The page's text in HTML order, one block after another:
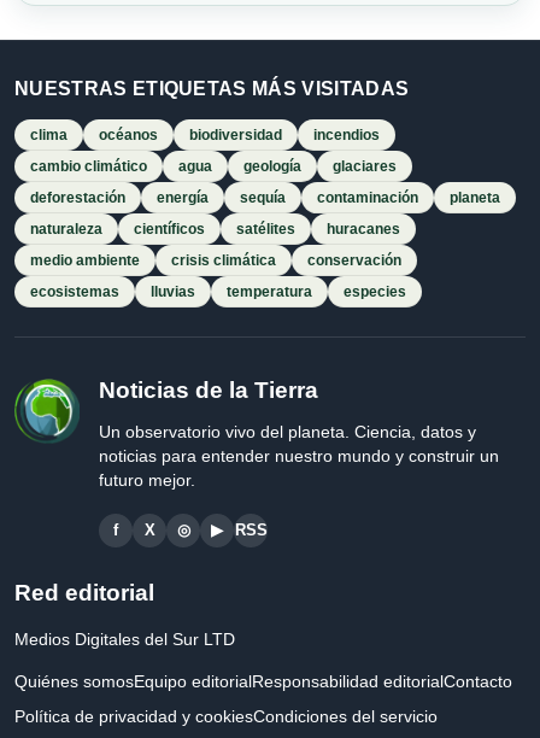
NUESTRAS ETIQUETAS MÁS VISITADAS
clima océanos biodiversidad
incendios
cambio climático
agua geología
glaciares
deforestación
energía sequía contaminación
planeta
naturaleza
científicos satélites
huracanes
medio ambiente
crisis climática
conservación
ecosistemas
lluvias temperatura especies
Noticias de la Tierra
Un observatorio vivo del planeta. Ciencia, datos y
noticias para entender nuestro mundo y construir un
futuro mejor.
f X ◎ ▶ RSS
Red editorial
Medios Digitales del Sur LTD
Quiénes somosEquipo editorialResponsabilidad editorialContacto
Política de privacidad y cookiesCondiciones del servicio